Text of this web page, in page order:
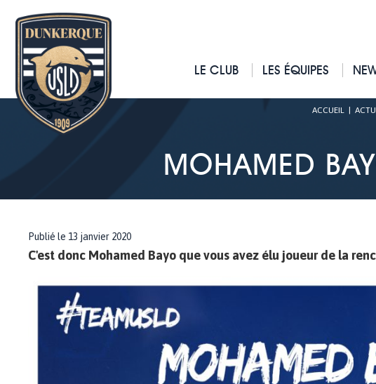
LE CLUB LES ÉQUIPES
ACCUEIL|
MOHAMED
Publié le 13 janvier 2020
C'est donc Mohamed Bayo que vous avez élu joueur de la